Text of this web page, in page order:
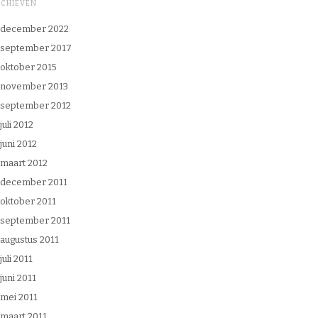
december 2022
september 2017
oktober 2015
november 2013
september 2012
juli 2012
juni 2012
maart 2012
december 2011
oktober 2011
september 2011
augustus 2011
juli 2011
juni 2011
mei 2011